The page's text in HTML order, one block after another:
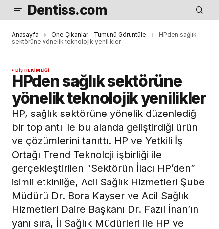
Dentiss.com
Anasayfa Öne Çıkanlar – Tümünü Görüntüle
HPden sağlık
sektörüne yönelik teknolojik yenilikler
DIŞ HEKIMLIĞI
HPden sağlık sektörüne
yönelik teknolojik yenilikler
HP, sağlık sektörüne yönelik düzenlediği
bir toplantı ile bu alanda geliştirdiği ürün
ve çözümlerini tanıttı. HP ve Yetkili İş
Ortağı Trend Teknoloji işbirliği ile
gerçekleştirilen “Sektörün İlacı HP’den”
isimli etkinliğe, Acil Sağlık Hizmetleri Şube
Müdürü Dr. Bora Kayser ve Acil Sağlık
Hizmetleri Daire Başkanı Dr. Fazıl İnan’ın
yanı sıra, İl Sağlık Müdürleri ile HP ve